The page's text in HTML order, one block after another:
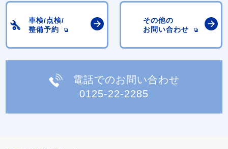
車検/点検/
整備予約
その他の
お問い合わせ
電話でのお問い合わせ
0125-22-2285